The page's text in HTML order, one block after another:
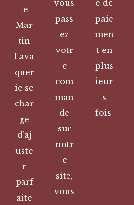
ie
Mar
tin
Lava
quer
ie se
char
ge
d’aj
uste
r
parf
aite
vous
pass
ez
votr
e
com
man
de
sur
notr
e
site,
vous
é de
paie
men
t en
plus
ieur
s
fois.